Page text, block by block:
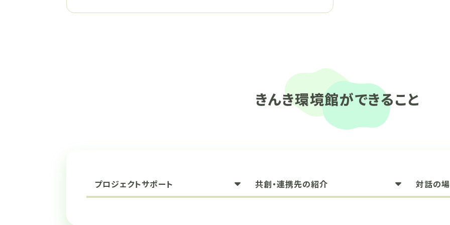
きんき環境館ができること
プロジェクトサポート 共創・連携先の紹介 対話の